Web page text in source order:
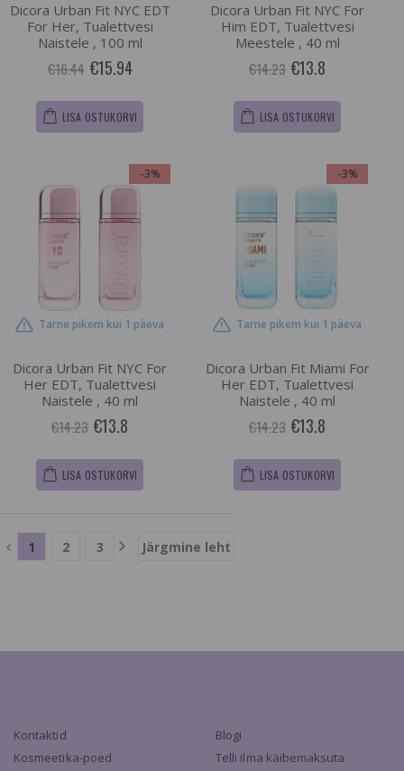
Dicora Urban Fit NYC EDT
For Her, Tualettvesi
Naistele , 100 ml
€16.44 €15.94
LISA OSTUKORVI
Dicora Urban Fit NYC For
Him EDT, Tualettvesi
Meestele , 40 ml
€14.23 €13.8
LISA OSTUKORVI
-3%
Tarne pikem kui 1 päeva
Dicora Urban Fit NYC For
Her EDT, Tualettvesi
Naistele , 40 ml
€14.23 €13.8
LISA OSTUKORVI
-3%
Tarne pikem kui 1 päeva
Dicora Urban Fit Miami For
Her EDT, Tualettvesi
Naistele , 40 ml
€14.23 €13.8
LISA OSTUKORVI
1 2 3 Järgmine leht
Kontaktid
Kosmeetika-poed
Blogi
Telli ilma käibemaksuta